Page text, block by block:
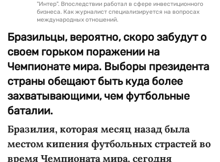
"Интер". Впоследствии работал в сфере инвестиционного
бизнеса. Как журналист специализируется на вопросах
международных отношений.
Бразильцы, вероятно, скоро забудут о
своем горьком поражении на
Чемпионате мира. Выборы президента
страны обещают быть куда более
захватывающими, чем футбольные
баталии.
Бразилия, которая месяц назад была
местом кипения футбольных страстей во
время Чемпионата мира, сегодня